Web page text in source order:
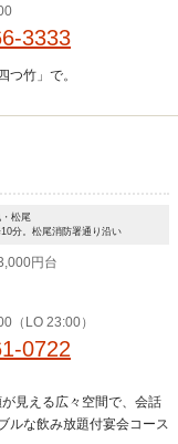
3333
竹」で。
松尾
分。松尾消防署通り沿い
円台
（LO 23:00）
0722
見える広々空間で、会話
ルな飲み放題付宴会コース